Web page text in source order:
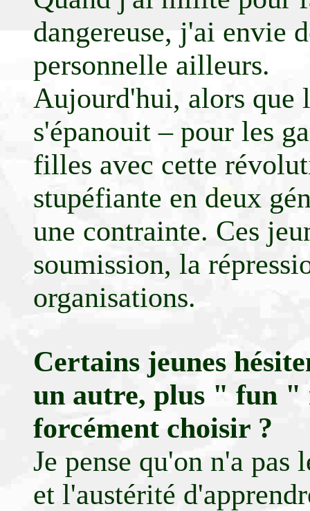
dangereuse, j'ai envie
personnelle ailleurs.
Aujourd'hui, alors que
s'épanouit – pour les
filles avec cette
stupéfiante en deux
une contrainte. Ces
soumission, la
organisations.
Certains jeunes
un autre, plus " fun "
forcément choisir ?
Je pense qu'on n'a
et l'austérité